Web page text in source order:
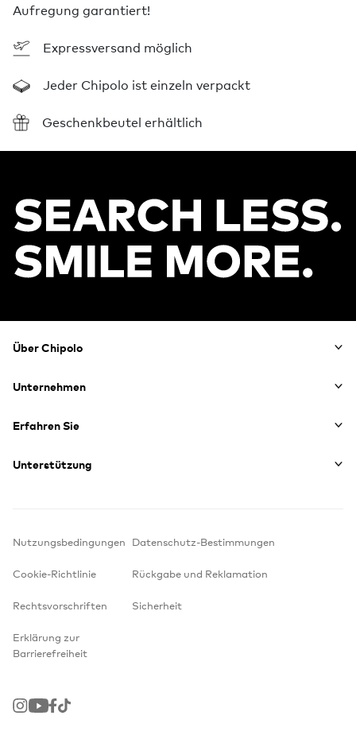
Aufregung garantiert!
Expressversand möglich
Jeder Chipolo ist einzeln verpackt
Geschenkbeutel erhältlich
Footer
Über Chipolo
Unternehmen
Erfahren Sie
Unterstützung
Nutzungsbedingungen Datenschutz-Bestimmungen
Cookie-Richtlinie Rückgabe und Reklamation
Rechtsvorschriften Sicherheit
Erklärung zur
Barrierefreiheit
Instagram
YoutubeFacebook
TikTok